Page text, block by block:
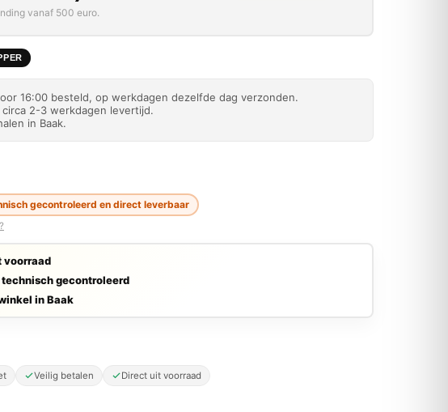
vanaf 500 euro.
16:00 besteld, op werkdagen dezelfde dag verzonden.
2-3 werkdagen levertijd.
in Baak.
gecontroleerd en direct leverbaar
voorraad
technisch gecontroleerd
in Baak
Veilig betalen Direct uit voorraad